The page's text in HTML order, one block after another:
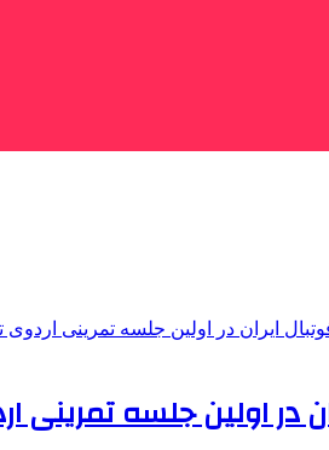
در اولین جلسه تمرینی